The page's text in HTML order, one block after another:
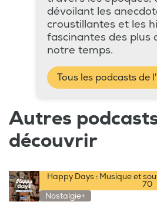
dévoilant les
croustillantes et les
fascinantes des plus
notre temps.
Tous les podcasts de
Autres
découvrir
Happy Days : Musique et
70
Nostalgie+